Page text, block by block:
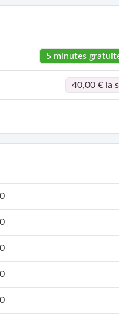
confiance, alignée avec
5 minutes
40,00 € la